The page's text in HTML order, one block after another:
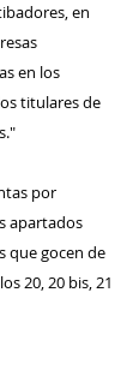
en
en los
titulares de
por
apartados
que gocen de
20, 20 bis, 21